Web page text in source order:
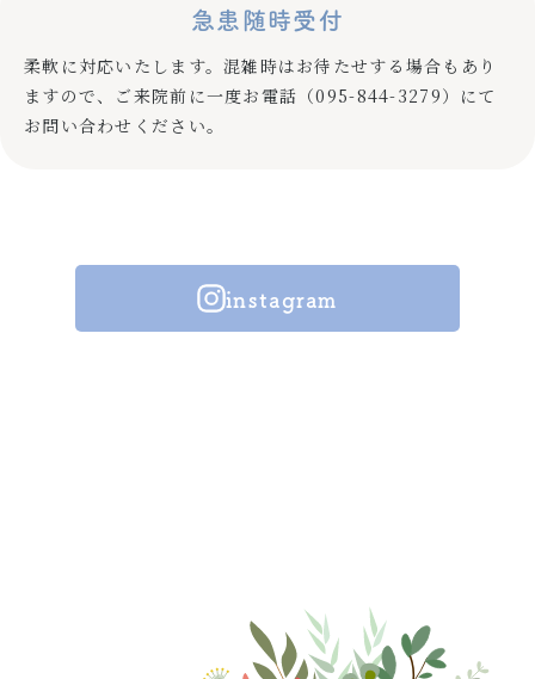
急患随時受付
柔軟に対応いたします。混雑時はお待たせする場合もあり
ますので、ご来院前に一度お電話（095-844-3279）にて
お問い合わせください。
instagram